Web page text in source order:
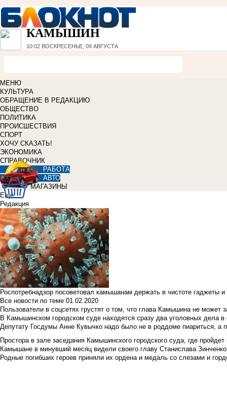
КАМЫШИН
10:02 ВОСКРЕСЕНЬЕ, 09 АВГУСТА
МЕНЮ
КУЛЬТУРА
ОБРАЩЕНИЕ В РЕДАКЦИЮ
ОБЩЕСТВО
ПОЛИТИКА
ПРОИСШЕСТВИЯ
СПОРТ
ХОЧУ СКАЗАТЬ!
ЭКОНОМИКА
СПРАВОЧНИК
РАБОТА
АВТО
МАГАЗИНЫ
Еще
Редакция
Роспотребнадзор посоветовал камышанам держать в чистоте гаджеты
Все новости по теме 01.02.2020
Пользователи в соцсетях грустят о том, что глава Камышина не может
В Камышинском городском суде находятся сразу два уголовных дела
Депутату Госдумы Анне Кувычко надо было не в роддоме пиариться, а
Простора в зале заседания Камышинского городского суда, где
Камышане в минувший месяц видели своего главу Станислава Зинченко
Родные погибших героев приняли их ордена и медаль со слезами и